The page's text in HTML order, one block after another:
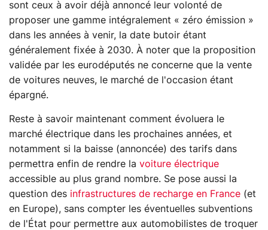
sont ceux à avoir déjà annoncé leur volonté de
proposer une gamme intégralement « zéro émission »
dans les années à venir, la date butoir étant
généralement fixée à 2030. À noter que la proposition
validée par les eurodéputés ne concerne que la vente
de voitures neuves, le marché de l'occasion étant
épargné.
Reste à savoir maintenant comment évoluera le
marché électrique dans les prochaines années, et
notamment si la baisse (annoncée) des tarifs dans
permettra enfin de rendre la voiture électrique
accessible au plus grand nombre. Se pose aussi la
question des infrastructures de recharge en France (et
en Europe), sans compter les éventuelles subventions
de l'État pour permettre aux automobilistes de troquer